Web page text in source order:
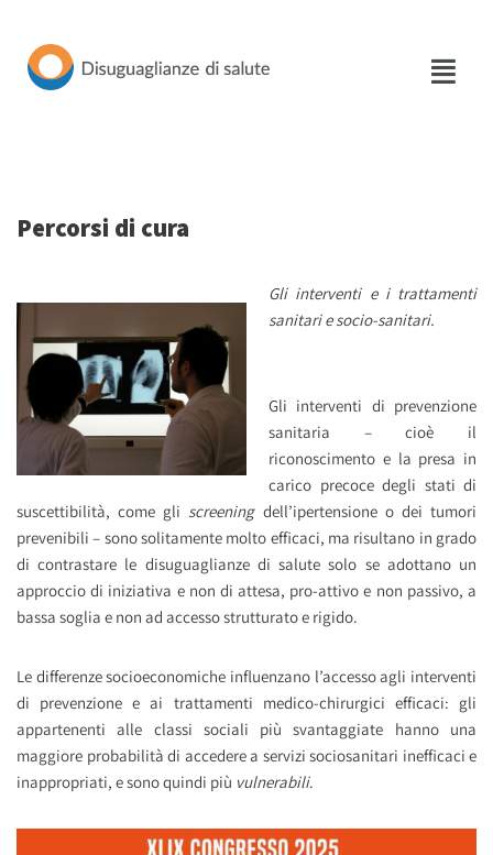
Vai
Percorsi di cura
Gli interventi e i trattamenti
sanitari e socio-sanitari.
Gli interventi di prevenzione
sanitaria – cioè il
riconoscimento e la presa in
carico precoce degli stati di
suscettibilità, come gli screening dell’ipertensione o dei tumori
prevenibili – sono solitamente molto efficaci, ma risultano in grado
di contrastare le disuguaglianze di salute solo se adottano un
approccio di iniziativa e non di attesa, pro-attivo e non passivo, a
bassa soglia e non ad accesso strutturato e rigido.
Le differenze socioeconomiche influenzano l’accesso agli interventi
di prevenzione e ai trattamenti medico-chirurgici efficaci: gli
appartenenti alle classi sociali più svantaggiate hanno una
maggiore probabilità di accedere a servizi sociosanitari inefficaci e
inappropriati, e sono quindi più vulnerabili.